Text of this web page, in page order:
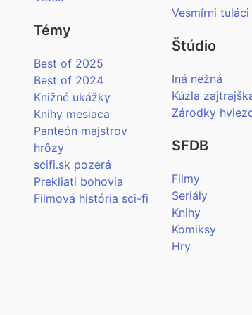
Témy
Best of 2025
Best of 2024
Knižné ukážky
Knihy mesiaca
Panteón majstrov
hrôzy
scifi.sk pozerá
Prekliati bohovia
Filmová história sci-fi
Vesmírni tuláci
Štúdio
Iná nežná
Kúzla
Zárodky
SFDB
Filmy
Seriály
Knihy
Komiksy
Hry